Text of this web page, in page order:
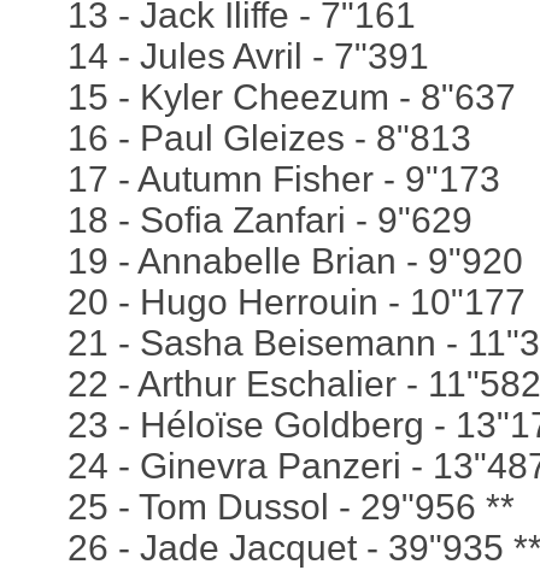
13 - Jack Iliffe - 7"161
14 - Jules Avril - 7"391
15 - Kyler Cheezum - 8"637
16 - Paul Gleizes - 8"813
17 - Autumn Fisher - 9"173
18 - Sofia Zanfari - 9"629
19 - Annabelle Brian - 9"920
20 - Hugo Herrouin - 10"177
21 - Sasha Beisemann -
22 - Arthur Eschalier - 11"582
23 - Héloïse Goldberg -
24 - Ginevra Panzeri -
25 - Tom Dussol - 29"956 **
26 - Jade Jacquet - 39"935